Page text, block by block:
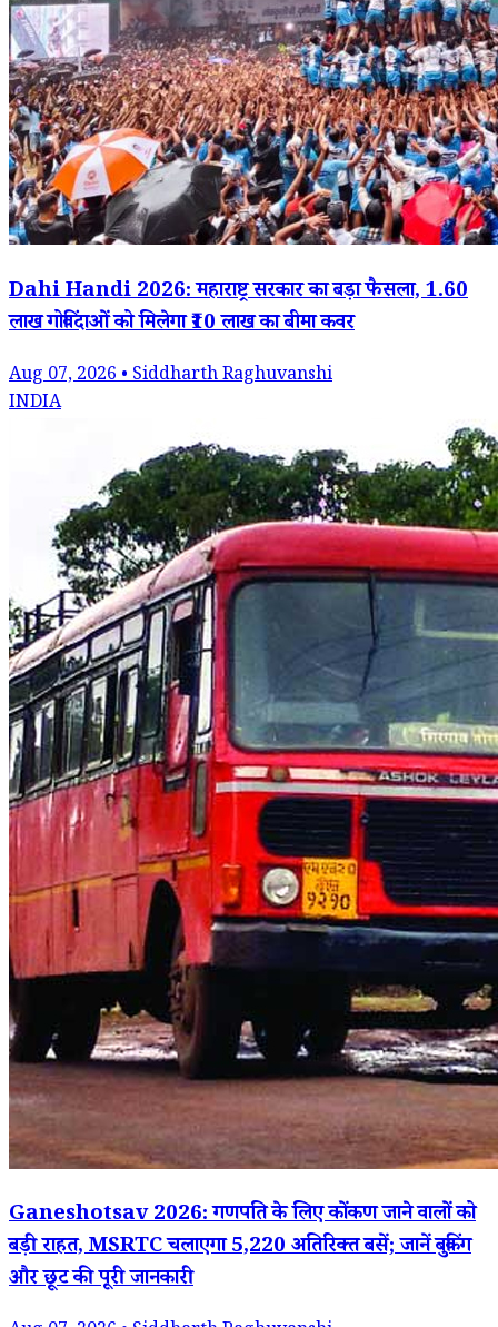
Dahi Handi 2026: महाराष्ट्र सरकार का बड़ा फैसला, 1.60
लाख गोविंदाओं को मिलेगा ₹10 लाख का बीमा कवर
Aug 07, 2026 • Siddharth Raghuvanshi
INDIA
Ganeshotsav 2026: गणपति के लिए कोंकण जाने वालों को
बड़ी राहत, MSRTC चलाएगा 5,220 अतिरिक्त बसें; जानें बुकिंग
और छूट की पूरी जानकारी